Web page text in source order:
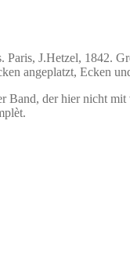
Paris, J.Hetzel, 1842.
angeplatzt, Ecken
Band, der hier nicht